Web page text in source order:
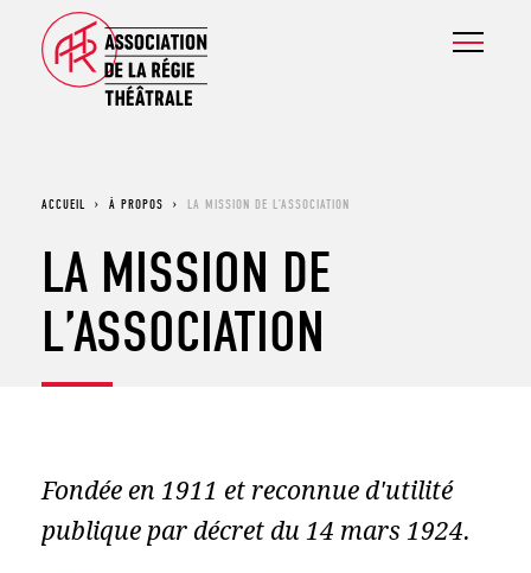
ACCUEIL › À PROPOS › LA MISSION DE L’ASSOCIATION
LA MISSION DE
L’ASSOCIATION
Fondée en 1911 et reconnue d'utilité
publique par décret du 14 mars 1924.